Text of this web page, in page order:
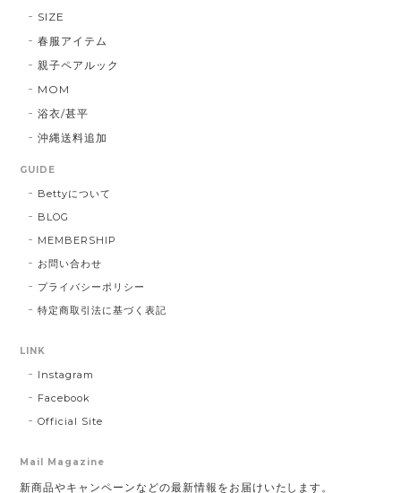
SIZE
春服アイテム
親子ペアルック
MOM
浴衣/甚平
沖縄送料追加
GUIDE
Bettyについて
BLOG
MEMBERSHIP
お問い合わせ
プライバシーポリシー
特定商取引法に基づく表記
LINK
Instagram
Facebook
Official Site
Mail Magazine
新商品やキャンペーンなどの最新情報をお届けいたします。